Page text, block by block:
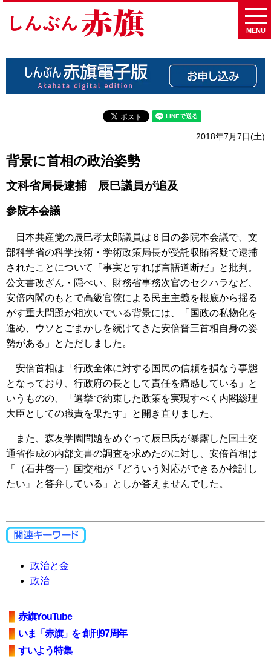
MENU
2018年7月7日(土)
背景に首相の政治姿勢
文科省局長逮捕 辰巳議員が追及
参院本会議
日本共産党の辰巳孝太郎議員は６日の参院本会議で、文
部科学省の科学技術・学術政策局長が受託収賄容疑で逮捕
されたことについて「事実とすれば言語道断だ」と批判。
公文書改ざん・隠ぺい、財務省事務次官のセクハラなど、
安倍内閣のもとで高級官僚による民主主義を根底から揺る
がす重大問題が相次いでいる背景には、「国政の私物化を
進め、ウソとごまかしを続けてきた安倍晋三首相自身の姿
勢がある」とただしました。
安倍首相は「行政全体に対する国民の信頼を損なう事態
となっており、行政府の長として責任を痛感している」と
いうものの、「選挙で約束した政策を実現すべく内閣総理
大臣としての職責を果たす」と開き直りました。
また、森友学園問題をめぐって辰巳氏が暴露した国土交
通省作成の内部文書の調査を求めたのに対し、安倍首相は
「（石井啓一）国交相が『どういう対応ができるか検討し
たい』と答弁している」としか答えませんでした。
政治と金
政治
赤旗YouTube
いま「赤旗」を 創刊97周年
すいよう特集